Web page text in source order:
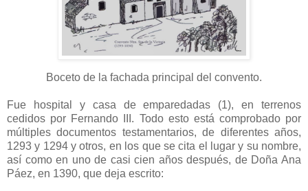
Boceto de la fachada principal del convento.
Fue hospital y casa de emparedadas (1), en terrenos
cedidos por Fernando III. Todo esto está comprobado por
múltiples documentos testamentarios, de diferentes años,
1293 y 1294 y otros, en los que se cita el lugar y su nombre,
así como en uno de casi cien años después, de Doña Ana
Páez, en 1390, que deja escrito: